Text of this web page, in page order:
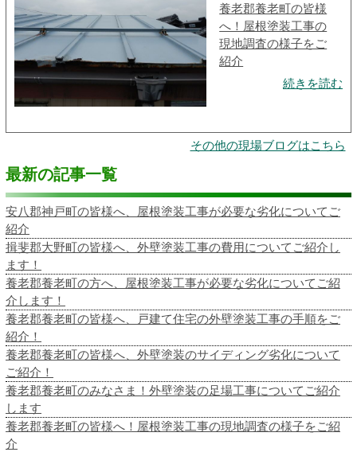
養老郡養老町の皆様
へ！屋根塗装工事の
現地調査の様子をご
紹介
続きを読む
その他の現場ブログはこちら
最新の記事一覧
安八郡神戸町の皆様へ、屋根塗装工事が必要な劣化についてご
紹介
揖斐郡大野町の皆様へ、外壁塗装工事の費用についてご紹介し
ます！
養老郡養老町の方へ、屋根塗装工事が必要な劣化についてご紹
介します！
養老郡養老町の皆様へ、戸建て住宅の外壁塗装工事の手順をご
紹介！
養老郡養老町の皆様へ、外壁塗装のサイディング劣化について
ご紹介！
養老郡養老町のみなさま！外壁塗装の足場工事についてご紹介
します
養老郡養老町の皆様へ！屋根塗装工事の現地調査の様子をご紹
介